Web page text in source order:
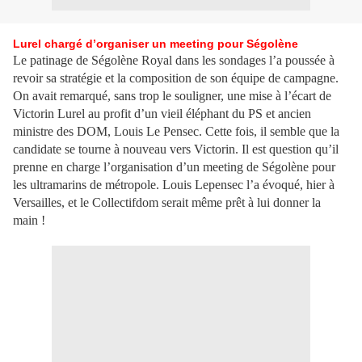
Lurel chargé d’organiser un meeting pour Ségolène
Le patinage de Ségolène Royal dans les sondages l’a poussée à
revoir sa stratégie et la composition de son équipe de campagne.
On avait remarqué, sans trop le souligner, une mise à l’écart de
Victorin Lurel au profit d’un vieil éléphant du PS et ancien
ministre des DOM, Louis Le Pensec. Cette fois, il semble que la
candidate se tourne à nouveau vers Victorin. Il est question qu’il
prenne en charge l’organisation d’un meeting de Ségolène pour
les ultramarins de métropole. Louis Lepensec l’a évoqué, hier à
Versailles, et le Collectifdom serait même prêt à lui donner la
main !